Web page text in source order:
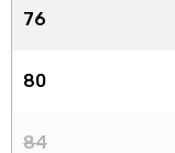
76
80
84